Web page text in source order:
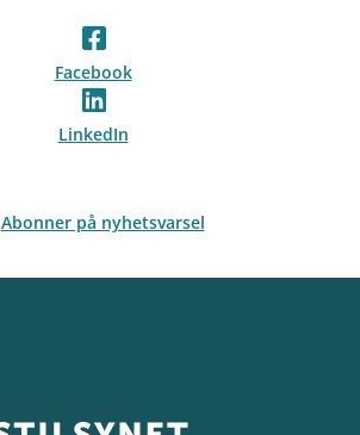
Facebook
LinkedIn
Abonner på nyhetsvarsel